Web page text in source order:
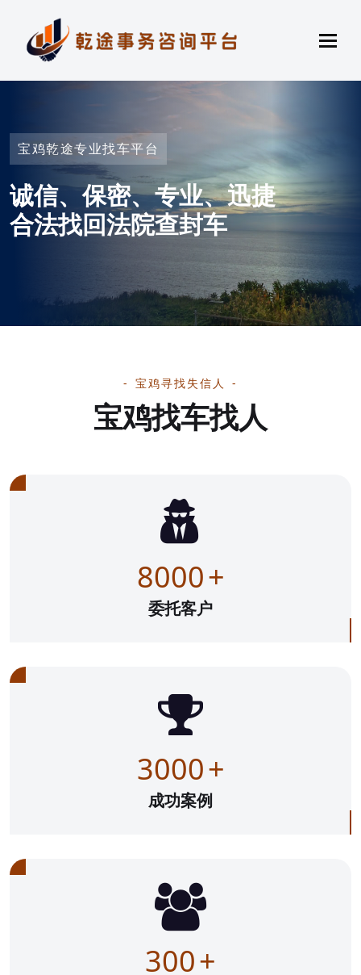
宝鸡乾途专业找车平台
诚信、保密、专业、迅捷
合法找回法院查封车
宝鸡寻找失信人
宝鸡找车找人
8000+
委托客户
3000+
成功案例
300+